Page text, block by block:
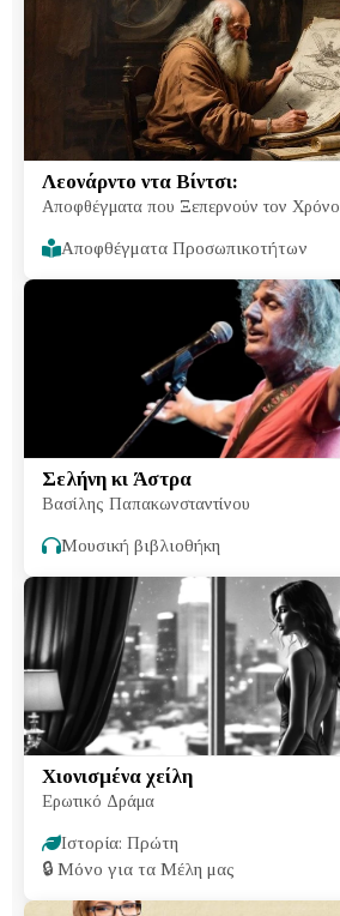
Λεονάρντο ντα Βίντσι:
Αποφθέγματα που Ξεπερνούν τον Χρόνο
Αποφθέγματα Προσωπικοτήτων
Σελήνη κι Άστρα
Βασίλης Παπακωνσταντίνου
Μουσική βιβλιοθήκη
Χιονισμένα χείλη
Ερωτικό Δράμα
Ιστορία: Πρώτη
🔒 Μόνο για τα Μέλη μας